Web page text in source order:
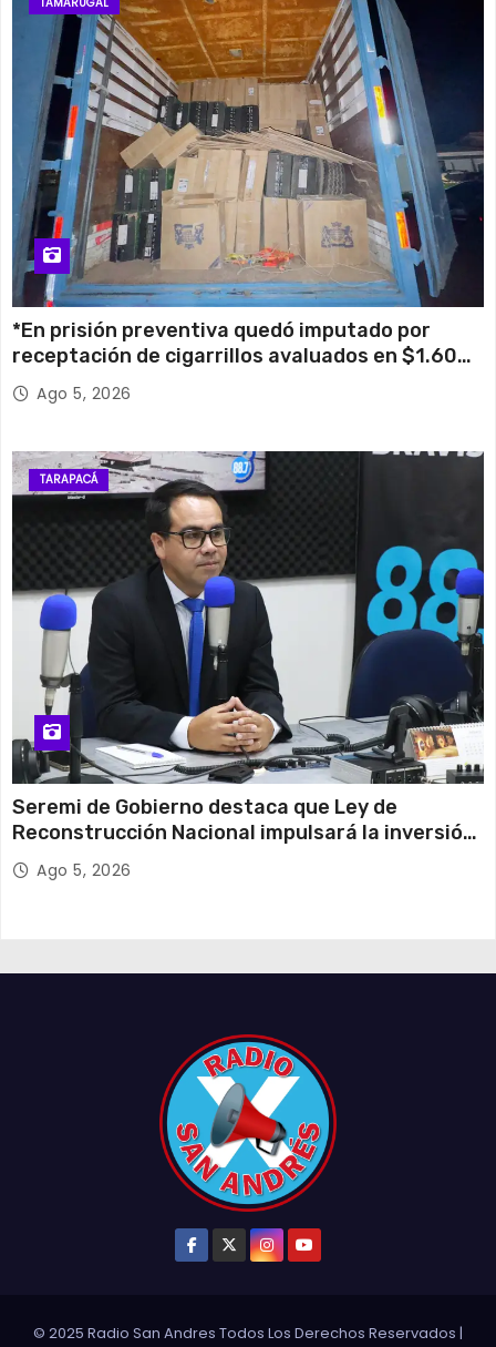
*En prisión preventiva quedó imputado por
receptación de cigarrillos avaluados en $1.600
millones*
Ago 5, 2026
TARAPACÁ
Seremi de Gobierno destaca que Ley de
Reconstrucción Nacional impulsará la inversión
y el empleo en Tarapacá
Ago 5, 2026
© 2025 Radio San Andres Todos Los Derechos Reservados |